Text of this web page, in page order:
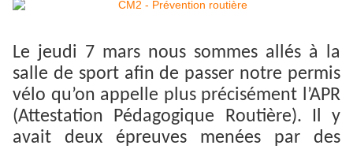
Le jeudi 7 mars nous sommes allés à la
salle de sport afin de passer notre permis
vélo qu’on appelle plus précisément l’APR
(Attestation Pédagogique Routière). Il y
avait deux épreuves menées par des